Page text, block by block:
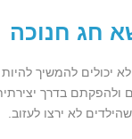
חג חנוכה
יכולים להמשיך
בדרך
לא ירצו לעזוב.